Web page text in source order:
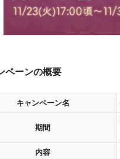
ペーンの概要
キャンペーン名
期間
内容